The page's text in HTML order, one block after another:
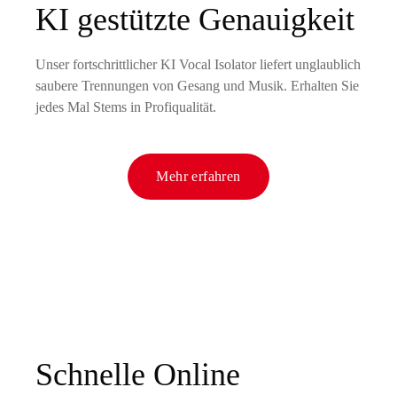
KI gestützte Genauigkeit
Unser fortschrittlicher KI Vocal Isolator liefert unglaublich
saubere Trennungen von Gesang und Musik. Erhalten Sie
jedes Mal Stems in Profiqualität.
Mehr erfahren
Schnelle Online